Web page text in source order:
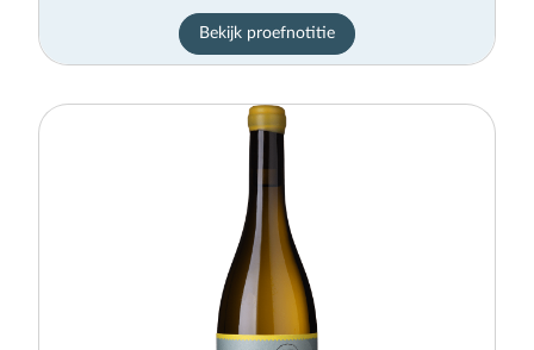
Bekijk proefnotitie